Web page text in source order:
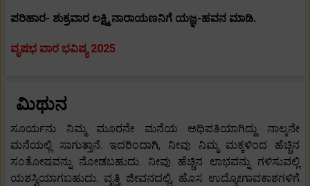
ಪರಿಹಾರ- ಶುಕ್ರವಾರ ಲಕ್ಷ್ಮಿ ನಾರಾಯಣನಿಗೆ ಯಜ್ಞ-ಹವನ ಮಾಡಿ.
ವೃಷಭ ವಾರ ಭವಿಷ್ಯ 2025
ಮಿಥುನ
ಸೂರ್ಯನು ನಿಮ್ಮ ಮೂರನೇ ಮನೆಯ ಅಧಿಪತಿಯಾಗಿದ್ದು ನಾಲ್ಕನೇ
ಮನೆಯಲ್ಲಿ ಸಾಗುತ್ತಾನೆ. ಇದರಿಂದಾಗಿ, ನೀವು ನಿಮ್ಮ ಮಕ್ಕಳಿಂದ ಹೆಚ್ಚಿನ
ಸಂತೋಷವನ್ನು ನೋಡಬಹುದು. ನೀವು ಹೆಚ್ಚಿನ ಲಾಭವನ್ನು ಗಳಿಸುವಲ್ಲಿ
ಯಶಸ್ವಿಯಾಗಬಹುದು. ವೃತ್ತಿ ಜೀವನದಲ್ಲಿ, ಹೊಸ ಉದ್ಯೋಗಾವಕಾಶಗಳಿಗೆ